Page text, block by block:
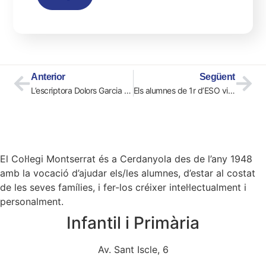
Anterior
L’escriptora Dolors Garcia Cornellà ens visita
Següent
Els alumnes de 1r d’ESO visiten Montserrat
El Col·legi Montserrat és a Cerdanyola des de l’any 1948
amb la vocació d’ajudar els/les alumnes, d’estar al costat
de les seves famílies, i fer-los créixer intel·lectualment i
personalment.
Infantil i Primària
Av. Sant Iscle, 6